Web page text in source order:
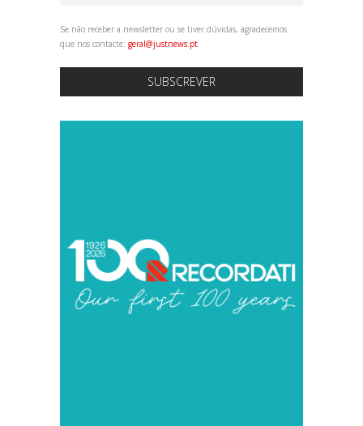
Se não receber a newsletter ou se tiver dúvidas, agradecemos
que nos contacte: geral@justnews.pt
SUBSCREVER